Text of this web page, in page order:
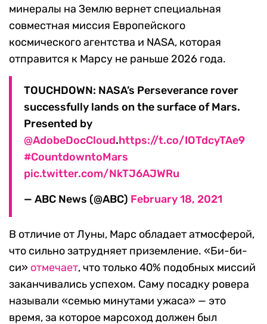
минералы на Землю вернет специальная
совместная миссия Европейского
космического агентства и NASA, которая
отправится к Марсу не раньше 2026 года.
TOUCHDOWN: NASA’s Perseverance rover
successfully lands on the surface of Mars.
Presented by
@AdobeDocCloud.https://t.co/IOTdcyTAe9
#CountdowntoMars
pic.twitter.com/NkTJ6AJWRu
— ABC News (@ABC) February 18, 2021
В отличие от Луны, Марс обладает атмосферой,
что сильно затрудняет приземление. «Би-би-
си» отмечает, что только 40% подобных миссий
заканчивались успехом. Саму посадку ровера
называли «семью минутами ужаса» — это
время, за которое марсоход должен был